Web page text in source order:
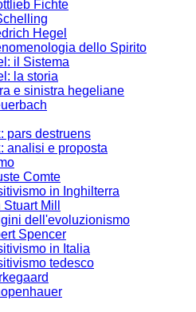
Fichte
Hegel
dello Spirito
il Sistema
la storia
e sinistra hegeliane
pars destruens
analisi e proposta
Comte
in Inghilterra
Mill
dell'evoluzionismo
Spencer
in Italia
tedesco